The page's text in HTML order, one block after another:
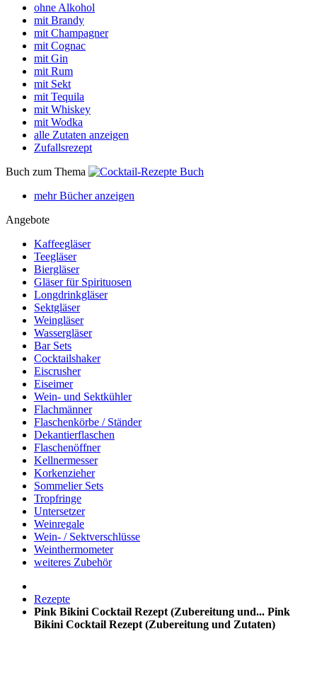
ohne Alkohol
mit Brandy
mit Champagner
mit Cognac
mit Gin
mit Rum
mit Sekt
mit Tequila
mit Whiskey
mit Wodka
alle Zutaten anzeigen
Zufallsrezept
Buch zum Thema
mehr Bücher anzeigen
Angebote
Kaffeegläser
Teegläser
Biergläser
Gläser für Spirituosen
Longdrinkgläser
Sektgläser
Weingläser
Wassergläser
Bar Sets
Cocktailshaker
Eiscrusher
Eiseimer
Wein- und Sektkühler
Flachmänner
Flaschenkörbe / Ständer
Dekantierflaschen
Flaschenöffner
Kellnermesser
Korkenzieher
Sommelier Sets
Tropfringe
Untersetzer
Weinregale
Wein- / Sektverschlüsse
Weinthermometer
weiteres Zubehör
Rezepte
Pink Bikini Cocktail Rezept (Zubereitung und... Pink
Bikini Cocktail Rezept (Zubereitung und Zutaten)